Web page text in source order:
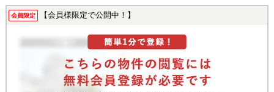
会員限定 【会員様限定で公開中！】